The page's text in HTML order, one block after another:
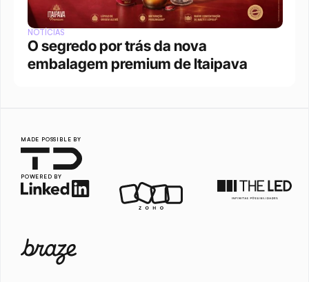
NOTÍCIAS
O segredo por trás da nova
embalagem premium de Itaipava
MADE POSSIBLE BY
POWERED BY